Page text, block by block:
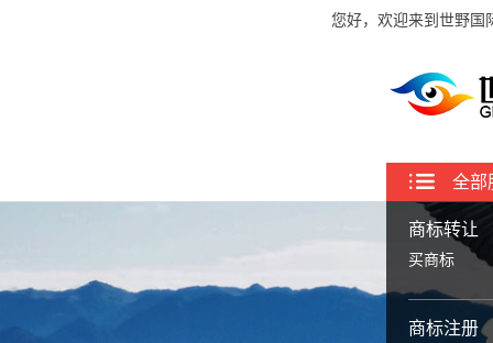
您好，欢迎来到世野国
全部
商标转让
买商标
商标注册